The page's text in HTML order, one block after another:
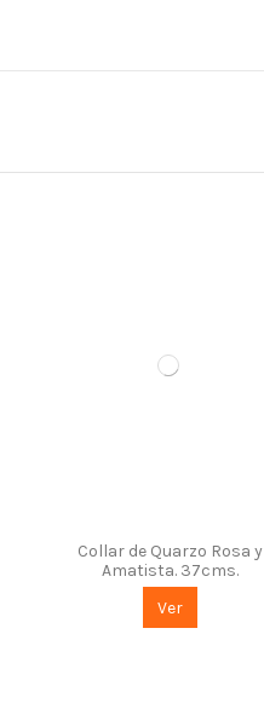
Collar de Quarzo Rosa y
Amatista. 37cms.
Ver